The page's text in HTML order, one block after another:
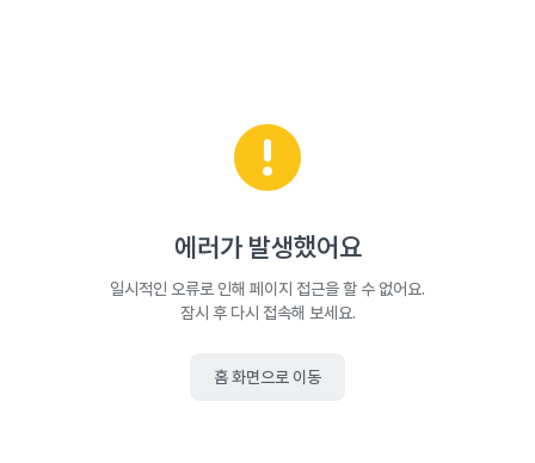
에러가 발생했어요
일시적인 오류로 인해 페이지 접근을 할 수 없어요.
잠시 후 다시 접속해 보세요.
홈 화면으로 이동